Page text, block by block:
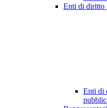
Enti di diritto
Enti di